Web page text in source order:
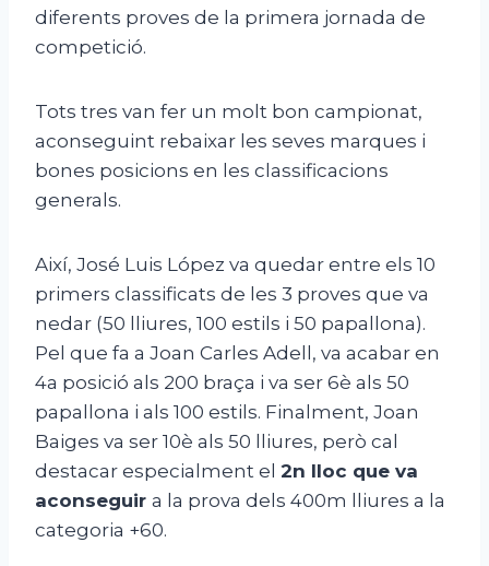
diferents proves de la primera jornada de
competició.
Tots tres van fer un molt bon campionat,
aconseguint rebaixar les seves marques i
bones posicions en les classificacions
generals.
Així, José Luis López va quedar entre els 10
primers classificats de les 3 proves que va
nedar (50 lliures, 100 estils i 50 papallona).
Pel que fa a Joan Carles Adell, va acabar en
4a posició als 200 braça i va ser 6è als 50
papallona i als 100 estils. Finalment, Joan
Baiges va ser 10è als 50 lliures, però cal
destacar especialment el 2n lloc que va
aconseguir a la prova dels 400m lliures a la
categoria +60.